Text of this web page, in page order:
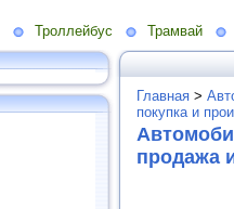
Троллейбус Трамвай
Главная >
покупка и
продажа